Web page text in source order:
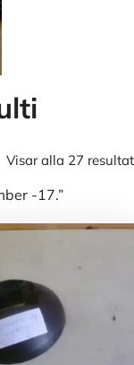
Visar alla 27 resultat
-17.”